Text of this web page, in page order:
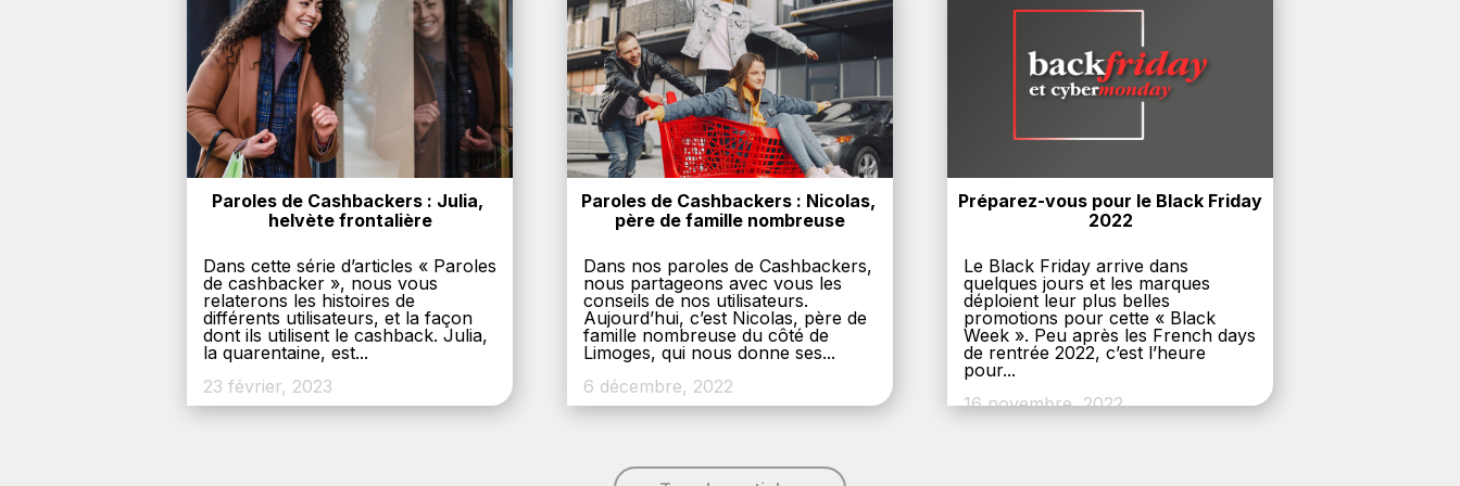
Paroles de Cashbackers : Julia,
helvète frontalière
Dans cette série d’articles « Paroles
de cashbacker », nous vous
relaterons les histoires de
différents utilisateurs, et la façon
dont ils utilisent le cashback. Julia,
la quarentaine, est...
23 février, 2023
Paroles de Cashbackers : Nicolas,
père de famille nombreuse
Dans nos paroles de Cashbackers,
nous partageons avec vous les
conseils de nos utilisateurs.
Aujourd’hui, c’est Nicolas, père de
famille nombreuse du côté de
Limoges, qui nous donne ses...
6 décembre, 2022
Préparez-vous pour le Black Friday
2022
Le Black Friday arrive dans
quelques jours et les marques
déploient leur plus belles
promotions pour cette « Black
Week ». Peu après les French days
de rentrée 2022, c’est l’heure
pour...
16 novembre, 2022